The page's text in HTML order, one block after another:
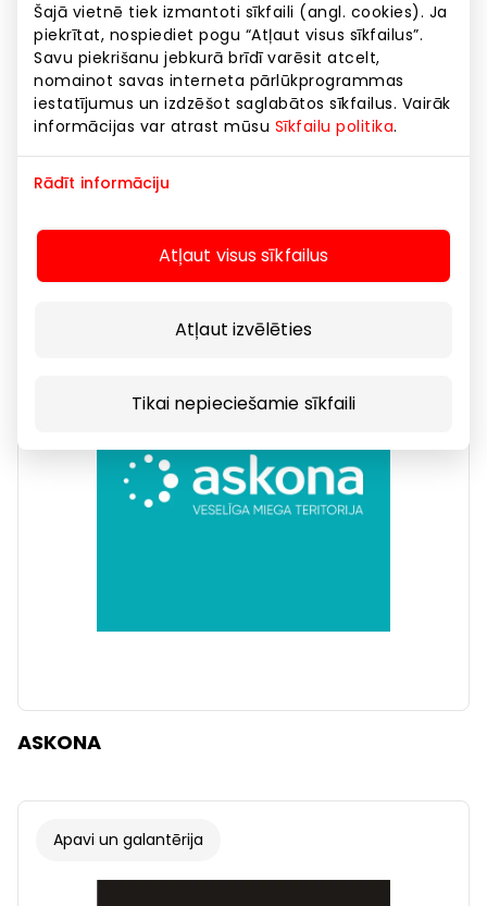
Šajā vietnē tiek izmantoti sīkfaili (angl. cookies). Ja
piekrītat, nospiediet pogu “Atļaut visus sīkfailus”.
Savu piekrišanu jebkurā brīdī varēsit atcelt,
nomainot savas interneta pārlūkprogrammas
iestatījumus un izdzēšot saglabātos sīkfailus. Vairāk
informācijas var atrast mūsu Sīkfailu politika.
Rādīt informāciju
Atļaut visus sīkfailus
Atļaut izvēlēties
Tikai nepieciešamie sīkfaili
AROMATIC •89•
ASKONA
Apavi un galantērija